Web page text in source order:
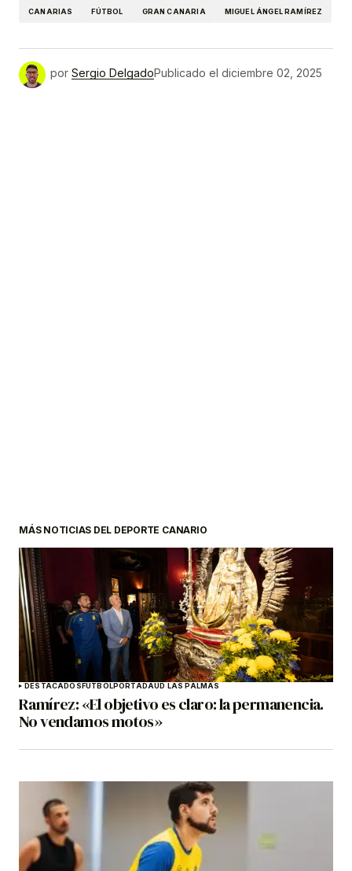
CANARIAS FÚTBOL GRAN CANARIA MIGUEL ÁNGEL RAMÍREZ
por Sergio DelgadoPublicado el diciembre 02, 2025
MÁS NOTICIAS DEL DEPORTE CANARIO
DESTACADOSFÚTBOLPORTADAUD LAS PALMAS
Ramírez: «El objetivo es claro: la permanencia.
No vendamos motos»